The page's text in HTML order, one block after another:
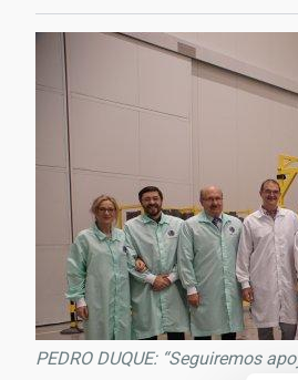
PEDRO DUQUE: “Seguiremos